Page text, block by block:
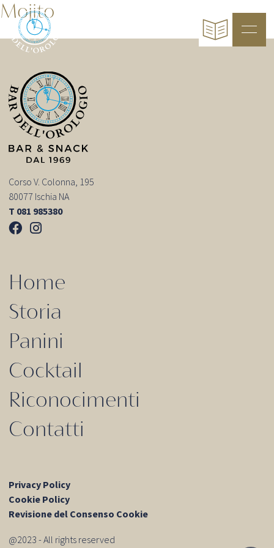
Mojito
Corso V. Colonna, 195
80077 Ischia NA
T 081 985380
Home
Storia
Panini
Cocktail
Riconocimenti
Contatti
Privacy Policy
Cookie Policy
Revisione del Consenso Cookie
@2023 - All rights reserved